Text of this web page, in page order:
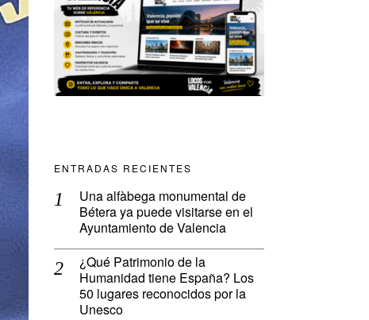
ENTRADAS RECIENTES
Una alfàbega monumental de
Bétera ya puede visitarse en el
Ayuntamiento de Valencia
¿Qué Patrimonio de la
Humanidad tiene España? Los
50 lugares reconocidos por la
Unesco